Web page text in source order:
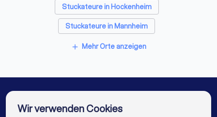
Fensterbauer in Schifferstadt
Bodenleger in Schifferstadt
Stuckateure in Hockenheim
Stuckateure in Mannheim
Stuckateure in Frankenthal (Pfalz)
Stuckateure in Hamburg
add Mehr Orte anzeigen
Wir verwenden Cookies